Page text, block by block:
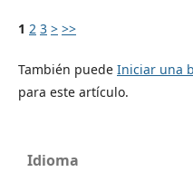
1 2 3 > >>
También puede Iniciar una
para este artículo.
Idioma